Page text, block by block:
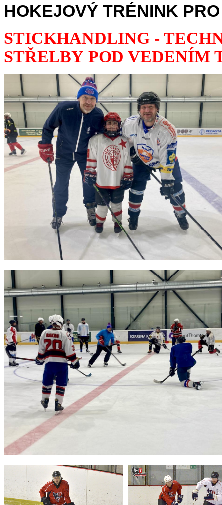
HOKEJOVÝ TRÉNINK
STICKHANDLING -
STŘELBY POD VEDENÍM